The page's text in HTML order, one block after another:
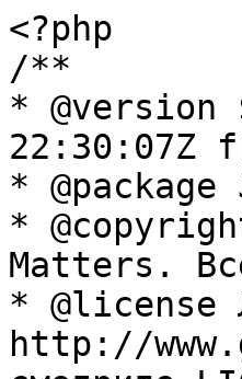
<?php
/**
* @version
22:30:07Z
* @package
*
Matters.
* @license
http://